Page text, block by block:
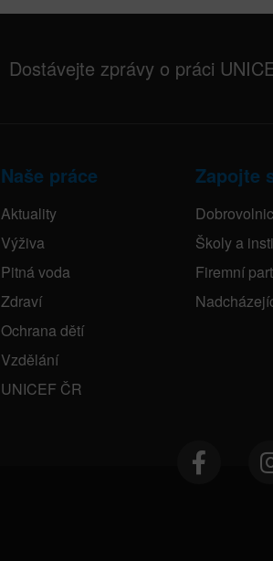
Dostávejte zprávy o práci
Naše práce
Aktuality
Výživa
Pitná voda
Zdraví
Ochrana dětí
Vzdělání
UNICEF ČR
Zapojte
Školy a
Firemní